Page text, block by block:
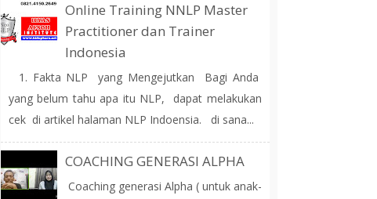
Online Training NNLP Master
Practitioner dan Trainer
Indonesia
1. Fakta NLP yang Mengejutkan Bagi Anda
yang belum tahu apa itu NLP, dapat melakukan
cek di artikel halaman NLP Indoensia. di sana...
COACHING GENERASI ALPHA
Coaching generasi Alpha ( untuk anak-